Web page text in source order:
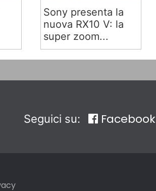
Sony presenta la
nuova RX10 V: la
super zoom...
Seguici su: Facebook